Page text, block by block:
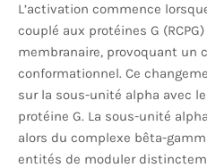
L’activation commence
couplé aux protéines G
membranaire, provoquant un
conformationnel. Ce
sur la sous-unité alpha avec
protéine G. La sous-unité
alors du complexe bêta-
entités de moduler